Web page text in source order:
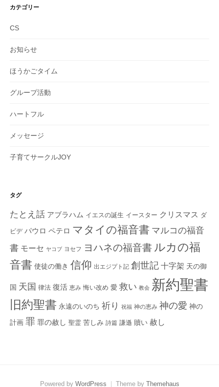
カテゴリー
CS
お知らせ
ほうかごタイム
グループ活動
ハートフル
メッセージ
子育てサークルJOY
タグ
たとえ話 アブラハム イエスの誕生 イースター クリスマス ダ
ビデ パウロ ペテロ マタイの福音書 マルコの福音
書 モーセ ヤコブ ヨセフ ヨハネの福音書 ルカの福
音書 使徒の働き 信仰 出エジプト記 創世記 十字架 天の御
国 天国 律法 復活 恵み 悔い改め 愛 救い 教会 新約聖書
旧約聖書 永遠のいのち 祈り 祝福 神の恵み 神の愛 神の
計画 罪 罪の赦し 聖霊 苦しみ 詩篇 謙遜 贖い 赦し
Powered by WordPress Theme by Themehaus